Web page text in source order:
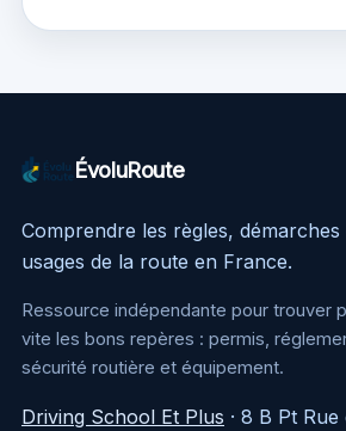
ÉvoluRoute
Comprendre les règles, démarches
usages de la route en France.
Ressource indépendante pour trouver
vite les bons repères : permis,
sécurité routière et équipement.
Driving School Et Plus · 8 B Pt Rue